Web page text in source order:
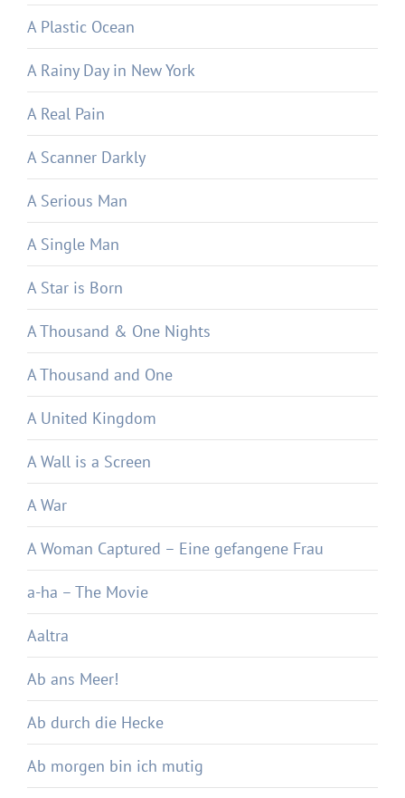
A Plastic Ocean
A Rainy Day in New York
A Real Pain
A Scanner Darkly
A Serious Man
A Single Man
A Star is Born
A Thousand & One Nights
A Thousand and One
A United Kingdom
A Wall is a Screen
A War
A Woman Captured – Eine gefangene Frau
a-ha – The Movie
Aaltra
Ab ans Meer!
Ab durch die Hecke
Ab morgen bin ich mutig